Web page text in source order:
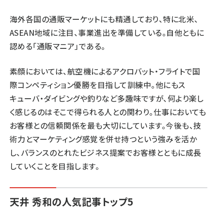
海外各国の通販マーケットにも精通しており、特に北米、
ASEAN地域に注目、事業進出を準備している。自他ともに
認める「通販マニア」である。
素顔においては、航空機によるアクロバット・フライトで国
際コンペティション優勝を目指して訓練中。他にもス
キューバ・ダイビングや釣りなど多趣味ですが、何より楽し
く感じるのはそこで得られる人との関わり。仕事においても
お客様との信頼関係を最も大切にしています。今後も、技
術力とマーケティング感覚を併せ持つという強みを活か
し、バランスのとれたビジネス提案でお客様とともに成長
していくことを目指します。
天井 秀和の人気記事トップ5